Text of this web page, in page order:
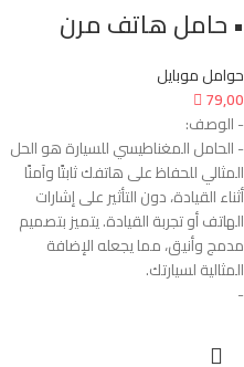
• حامل هاتف مرن
حوامل موبايل
79,00
- الوصف:
- الحامل المغناطيسي للسيارة هو الحل
المثالي للحفاظ على هاتفك ثابتًا وآمنًا
أثناء القيادة، دون التأثير على إشارات
الهاتف أو تجربة القيادة. يتميز بتصميم
مدمج وأنيق، مما يجعله الإضافة
المثالية لسيارتك.
-